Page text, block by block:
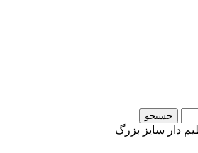
جستجو
دار سایز بزرگ